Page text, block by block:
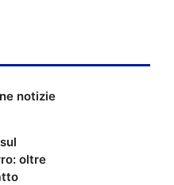
notizie
oltre